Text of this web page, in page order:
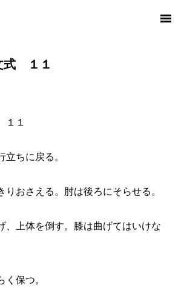
式 １１
１
ちに戻る。
おさえる。肘は後ろにそらせる。
上体を倒す。膝は曲げてはいけな
保つ。